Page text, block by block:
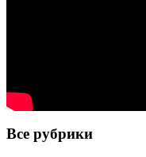
Все рубрики